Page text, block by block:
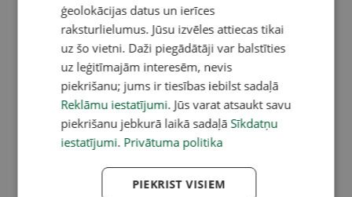
ģeolokācijas datus un ierīces
raksturlielumus. Jūsu izvēles attiecas tikai
uz šo vietni. Daži piegādātāji var balstīties
uz leģitīmajām interesēm, nevis
piekrišanu; jums ir tiesības iebilst sadaļā
Reklāmu iestatījumi. Jūs varat atsaukt savu
piekrišanu jebkurā laikā sadaļā Sīkdatņu
iestatījumi. Privātuma politika
PIEKRIST VISIEM